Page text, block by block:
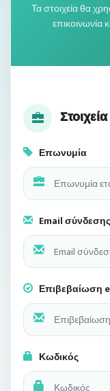
Τα στοιχεία θα
επικοινωνία
Επωνυμία
Email σύνδεσης
Επιβεβαίωση
Κωδικός